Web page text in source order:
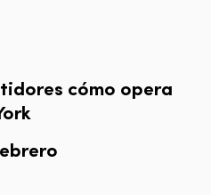
cómo opera